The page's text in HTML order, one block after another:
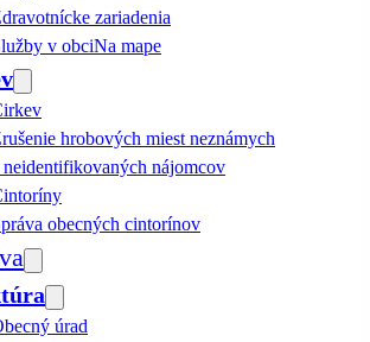
zariadenia
v obciNa mape
hrobových miest neznámych
neidentifikovaných nájomcov
obecných cintorínov
úrad